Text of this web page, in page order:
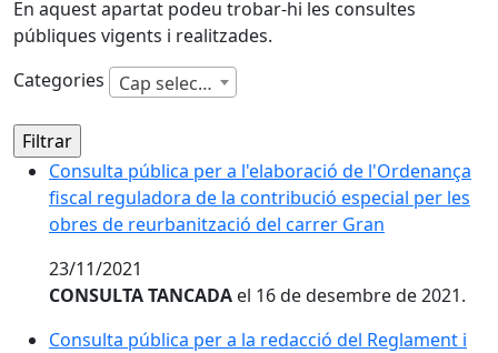
En aquest apartat podeu trobar-hi les consultes
públiques vigents i realitzades.
Categories
Cap selecció
Consulta pública per a l'elaboració de l'Ordenança
Consulta pública per a l'elaboració de l'Ordenança
fiscal reguladora de la contribució especial per les
obres de reurbanització del carrer Gran
23/11/2021
CONSULTA TANCADA el 16 de desembre de 2021.
Consulta pública per a la redacció del Reglament i
Consulta pública per a la redacció del Reglament i